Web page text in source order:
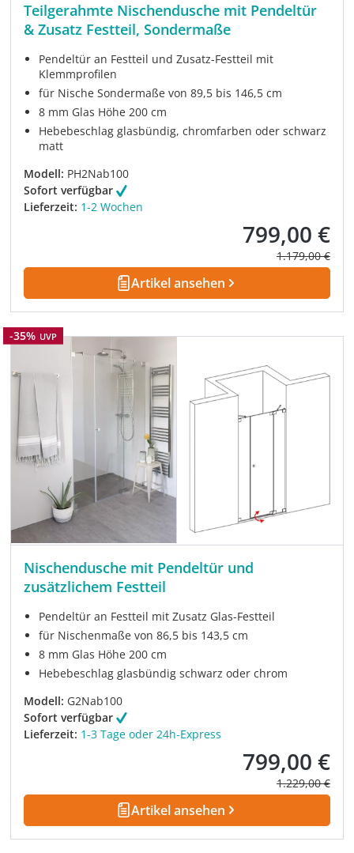
Teilgerahmte Nischendusche mit Pendeltür
& Zusatz Festteil, Sondermaße
Pendeltür an Festteil und Zusatz-Festteil mit
Klemmprofilen
für Nische Sondermaße von 89,5 bis 146,5 cm
8 mm Glas Höhe 200 cm
Hebebeschlag glasbündig, chromfarben oder schwarz
matt
Modell: PH2Nab100
Sofort verfügbar
Lieferzeit: 1-2 Wochen
Verkaufspreis:
799,00 €
Regulärer
1.179,00 €
Artikel ansehen
Rabatt
-35% UVP
Nischendusche mit Pendeltür und
zusätzlichem Festteil
Pendeltür an Festteil mit Zusatz Glas-Festteil
für Nischenmaße von 86,5 bis 143,5 cm
8 mm Glas Höhe 200 cm
Hebebeschlag glasbündig schwarz oder chrom
Modell: G2Nab100
Sofort verfügbar
Lieferzeit: 1-3 Tage oder 24h-Express
Verkaufspreis:
799,00 €
Regulärer
1.229,00 €
Artikel ansehen